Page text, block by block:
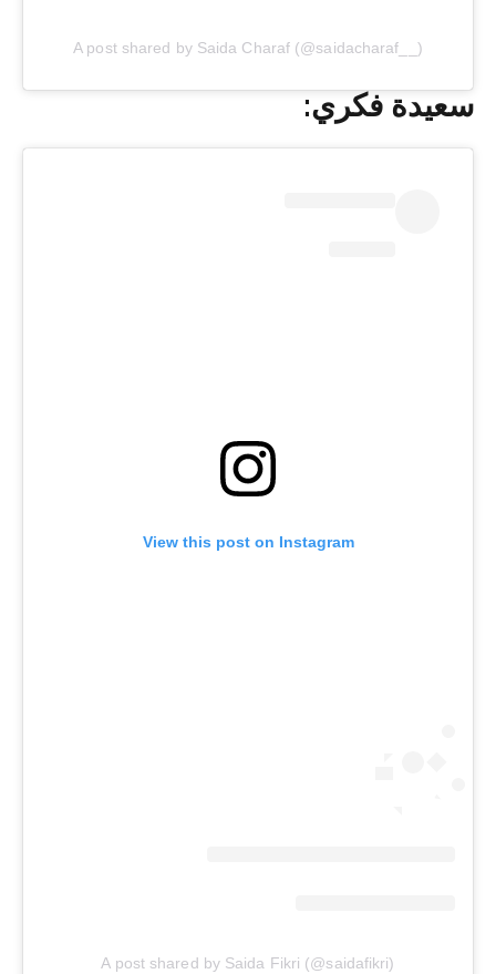
A post shared by Saida Charaf (@saidacharaf__)
سعيدة فكري:
View this post on Instagram
A post shared by Saida Fikri (@saidafikri)